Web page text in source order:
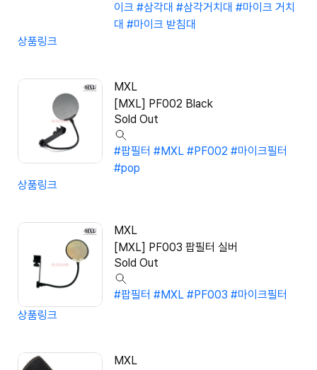
이크 #삼각대 #삼각거치대 #마이크 거치
대 #마이크 받침대
상품링크
MXL
[MXL] PF002 Black
Sold Out
#팝필터 #MXL #PF002 #마이크필터
#pop
상품링크
MXL
[MXL] PF003 팝필터 실버
Sold Out
#팝필터 #MXL #PF003 #마이크필터
상품링크
MXL